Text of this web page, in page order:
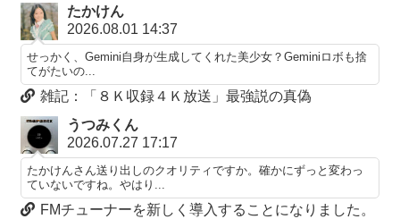
たかけん
2026.08.01 14:37
せっかく、Gemini自身が生成してくれた美少女？Geminiロボも捨
てがたいの...
雑記：「８Ｋ収録４Ｋ放送」最強説の真偽
うつみくん
2026.07.27 17:17
たかけんさん送り出しのクオリティですか。確かにずっと変わっ
ていないですね。やはり...
FMチューナーを新しく導入することになりました。